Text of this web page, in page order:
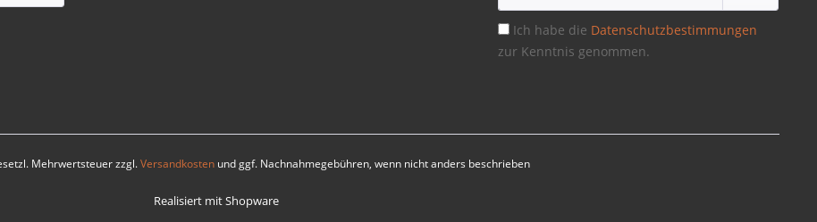
Ich habe die Datenschutzbestimmungen
zur Kenntnis genommen.
Mehrwertsteuer zzgl.Versandkostenund ggf. Nachnahmegebühren, wenn nicht anders beschrieben
Realisiert mit Shopware